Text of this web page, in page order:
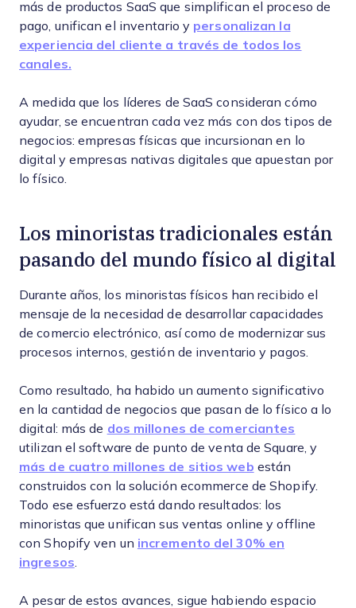
más de productos SaaS que simplifican el proceso de
pago, unifican el inventario y personalizan la
experiencia del cliente a través de todos los
canales.
A medida que los líderes de SaaS consideran cómo
ayudar, se encuentran cada vez más con dos tipos de
negocios: empresas físicas que incursionan en lo
digital y empresas nativas digitales que apuestan por
lo físico.
Los minoristas tradicionales están
pasando del mundo físico al digital
Durante años, los minoristas físicos han recibido el
mensaje de la necesidad de desarrollar capacidades
de comercio electrónico, así como de modernizar sus
procesos internos, gestión de inventario y pagos.
Como resultado, ha habido un aumento significativo
en la cantidad de negocios que pasan de lo físico a lo
digital: más de dos millones de comerciantes
utilizan el software de punto de venta de Square, y
más de cuatro millones de sitios web están
construidos con la solución ecommerce de Shopify.
Todo ese esfuerzo está dando resultados: los
minoristas que unifican sus ventas online y offline
con Shopify ven un incremento del 30% en
ingresos
A pesar de estos avances, sigue habiendo espacio